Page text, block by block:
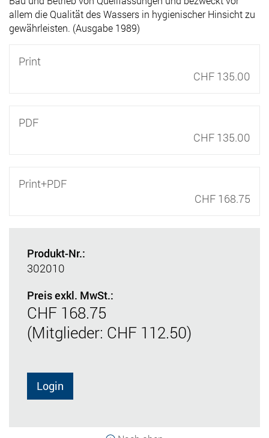
allem die Qualität des Wassers in hygienischer Hinsicht zu
gewährleisten. (Ausgabe 1989)
Print
CHF 135.00
PDF
CHF 135.00
Print+PDF
CHF 168.75
Produkt-Nr.:
302010
Preis exkl. MwSt.:
CHF 168.75
(Mitglieder: CHF 112.50)
Login